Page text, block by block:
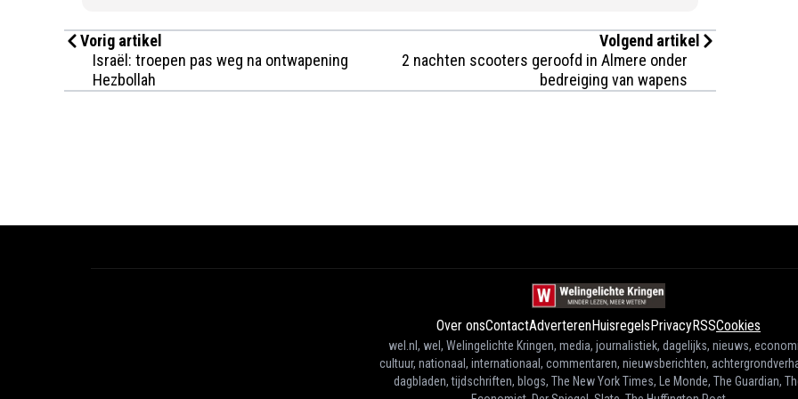
Vorig artikel
Israël: troepen pas weg na ontwapening
Hezbollah
Volgend artikel
2 nachten scooters geroofd in Almere onder
bedreiging van wapens
Over onsContactAdverterenHuisregelsPrivacyRSSCookies
wel.nl, wel, Welingelichte Kringen, media, journalistiek, dagelijks, nieuws,
cultuur, nationaal, internationaal, commentaren, nieuwsberichten,
dagbladen, tijdschriften, blogs, The New York Times, Le Monde, The Guardian,